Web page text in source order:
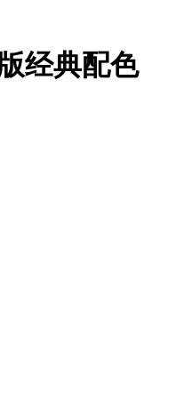
经典配色